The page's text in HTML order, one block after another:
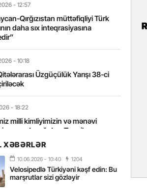
- 12:57
Qırğızıstan müttəfiqliyi Türk
daha sıx inteqrasiyasına
- 10:18
Üzgüçülük Yarışı 38-ci
- 18:22
milli kimliyimizin və mənəvi
əsas dayağıdır – Tənzilə
- 16:58
yalnız böyük liderlər dəyişir
XƏBƏRLƏR
10.06.2026 - 10:40 1204
Velosipedlə Türkiyəni kəşf edin: Bu
marşrutlar sizi gözləyir